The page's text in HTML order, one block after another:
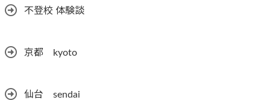
不登校 体験談
京都 kyoto
仙台 sendai